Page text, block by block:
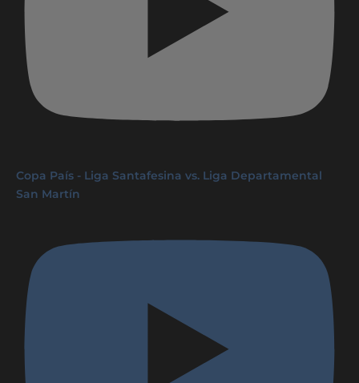
Copa País - Liga Santafesina vs. Liga Departamental
San Martín